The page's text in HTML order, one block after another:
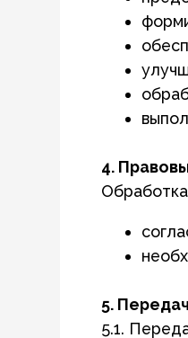
4. Правовые
Обработка
5. Передача
5.1.
и др.) или в
5.2. Анкета
иные сроки